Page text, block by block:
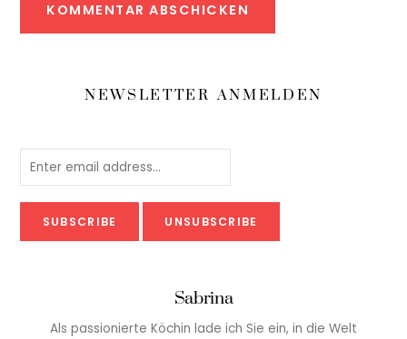
NEWSLETTER ANMELDEN
Sabrina
Als passionierte Köchin lade ich Sie ein, in die Welt